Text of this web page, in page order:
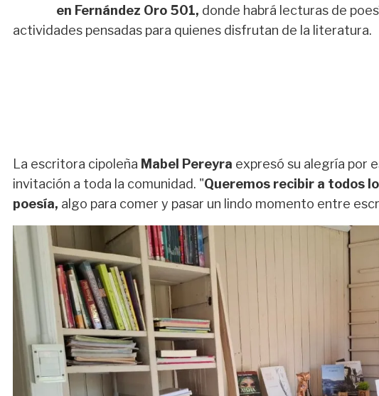
en Fernández Oro 501, donde habrá lecturas de
actividades pensadas para quienes disfrutan de la literatura.
La escritora cipoleña Mabel Pereyra expresó su alegría por
invitación a toda la comunidad. "Queremos recibir a todos
poesía, algo para comer y pasar un lindo momento entre